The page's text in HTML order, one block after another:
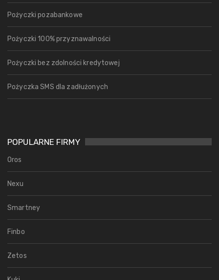
Pożyczki pozabankowe
Pożyczki 100% przyznawalności
Pożyczki bez zdolności kredytowej
Pożyczka SMS dla zadłużonych
POPULARNE FIRMY
Oros
Nexu
Smartney
Finbo
Zetos